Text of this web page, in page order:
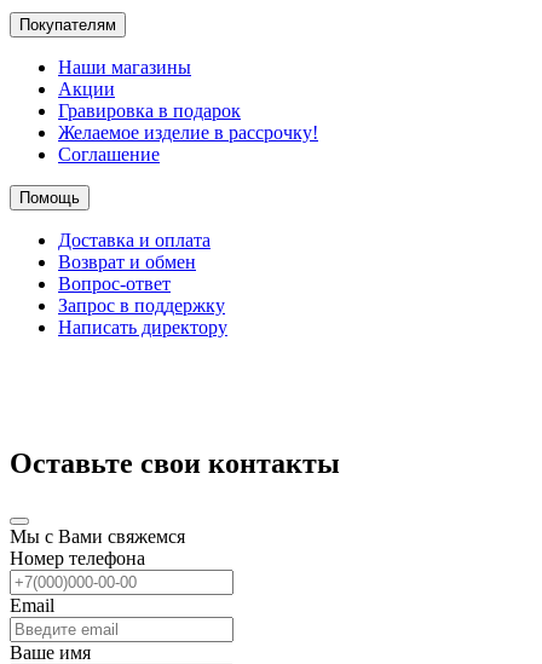
Покупателям
Наши магазины
Акции
Гравировка в подарок
Желаемое изделие в рассрочку!
Соглашение
Помощь
Доставка и оплата
Возврат и обмен
Вопрос-ответ
Запрос в поддержку
Написать директору
Оставьте свои контакты
Мы с Вами свяжемся
Номер телефона
Email
Ваше имя